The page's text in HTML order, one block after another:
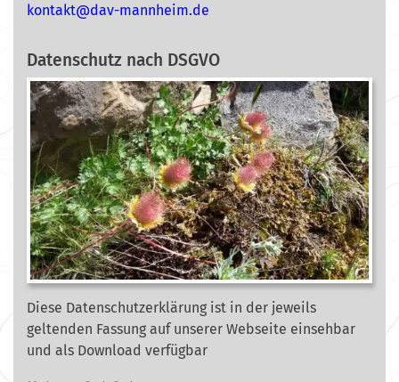
ed.mi
ehnna
m-vad
@tkat
nok
Datenschutz nach DSGVO
Diese Datenschutzerklärung ist in der jeweils
geltenden Fassung auf unserer Webseite einsehbar
und als Download verfügbar